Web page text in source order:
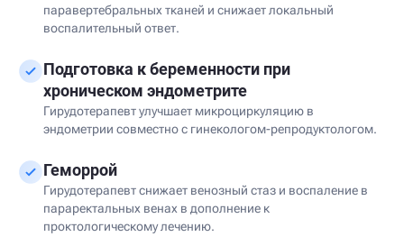
паравертебральных тканей и снижает локальный
воспалительный ответ.
Подготовка к беременности при
хроническом эндометрите
Гирудотерапевт улучшает микроциркуляцию в
эндометрии совместно с гинекологом-репродуктологом.
Геморрой
Гирудотерапевт снижает венозный стаз и воспаление в
параректальных венах в дополнение к
проктологическому лечению.